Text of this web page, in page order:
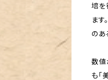
培を
ます
のあ
数値
も「